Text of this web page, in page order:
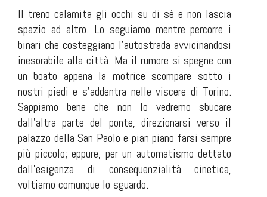
Il treno calamita gli occhi su di sé e non lascia
spazio ad altro. Lo seguiamo mentre percorre i
binari che costeggiano l'autostrada avvicinandosi
inesorabile alla città. Ma il rumore si spegne con
un boato appena la motrice scompare sotto i
nostri piedi e s'addentra nelle viscere di Torino.
Sappiamo bene che non lo vedremo sbucare
dall'altra parte del ponte, direzionarsi verso il
palazzo della San Paolo e pian piano farsi sempre
più piccolo; eppure, per un automatismo dettato
dall'esigenza di consequenzialità cinetica,
voltiamo comunque lo sguardo.